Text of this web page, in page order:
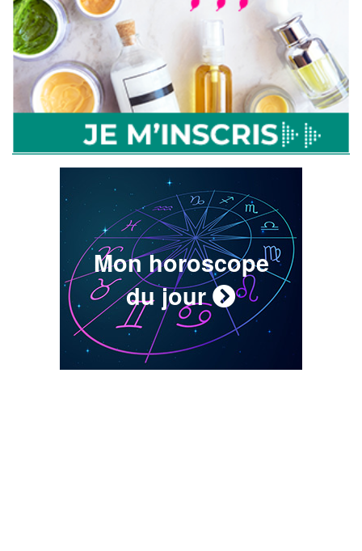
Mon horoscope
du jour